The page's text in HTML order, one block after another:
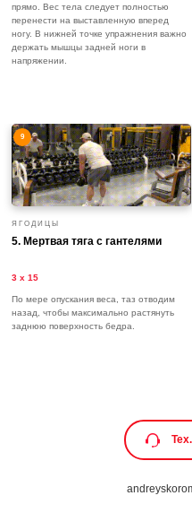
прямо. Вес тела следует полностью
перенести на выставленную вперед
ногу. В нижней точке упражнения важно
держать мышцы задней ноги в
напряжении.
5. Мертвая тяга с гантелями
По мере опускания веса, таз отводим
назад, чтобы максимально растянуть
заднюю поверхность бедра.
3 х 15
ЯГОДИЦЫ
9
⠀ ⠀